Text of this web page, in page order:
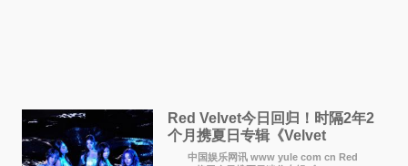
Red Velvet今日回归！时隔2年2
个月携夏日专辑《Velvet
Summer》重启完整体活动
中国娱乐网讯 www yule com cn Red